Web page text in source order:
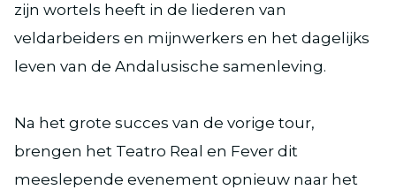
zijn wortels heeft in de liederen van
veldarbeiders en mijnwerkers en het dagelijks
leven van de Andalusische samenleving.
Na het grote succes van de vorige tour,
brengen het Teatro Real en Fever dit
meeslepende evenement opnieuw naar het